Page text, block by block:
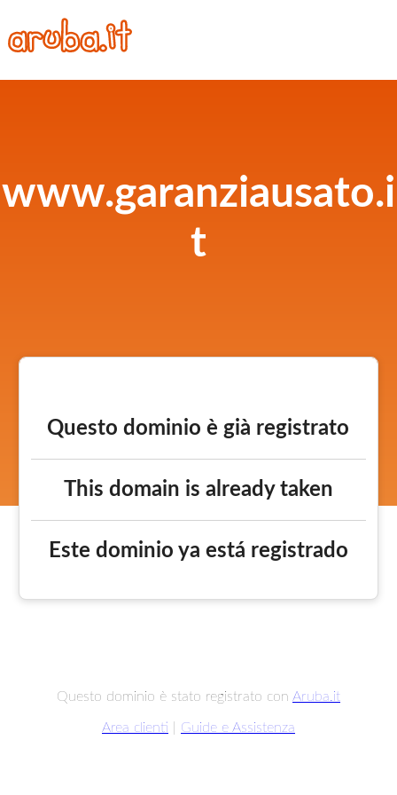
www.garanziausato.i
t
Questo dominio è già registrato
This domain is already taken
Este dominio ya está registrado
Questo dominio è stato registrato con Aruba.it
Area clienti Guide e Assistenza